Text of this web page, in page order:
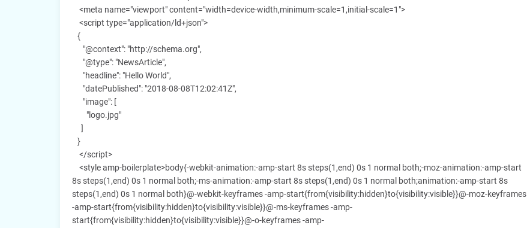
<meta name="viewport" content="width=device-width,minimum-scale=1,initial-scale=1">
<script type="application/ld+json">
{
"@context": "http://schema.org",
"@type": "NewsArticle",
"headline": "Hello World",
"datePublished": "2018-08-08T12:02:41Z",
"image": [
"logo.jpg"
]
}
</script>
<style amp-boilerplate>body{-webkit-animation:-amp-start 8s steps(1,end) 0s 1 normal both;-moz-animation:-amp-start
8s steps(1,end) 0s 1 normal both;-ms-animation:-amp-start 8s steps(1,end) 0s 1 normal both;animation:-amp-start 8s
steps(1,end) 0s 1 normal both}@-webkit-keyframes -amp-start{from{visibility:hidden}to{visibility:visible}}@-moz-keyframes
-amp-start{from{visibility:hidden}to{visibility:visible}}@-ms-keyframes -amp-
start{from{visibility:hidden}to{visibility:visible}}@-o-keyframes -amp-